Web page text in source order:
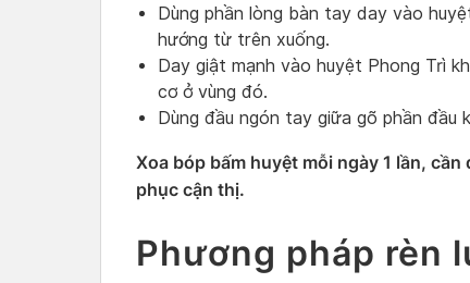
Dùng phần lòng bàn tay day vào
hướng từ trên xuống.
Day giật mạnh vào huyệt Phong Trì
cơ ở vùng đó.
Dùng đầu ngón tay giữa gõ phần đầu
Xoa bóp bấm huyệt mỗi ngày 1 lần,
phục cận thị.
Phương pháp rèn